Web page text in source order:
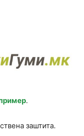
.
заштита.